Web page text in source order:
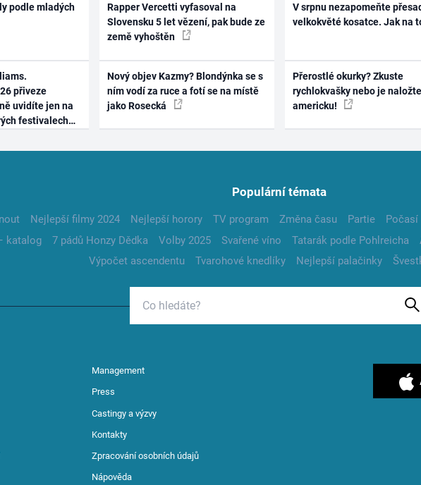
podle mladých
přiveze
uvidíte jen na
festivalech
Rapper Vercetti vyfasoval na
Slovensku 5 let vězení, pak bude ze
země vyhoštěn
Nový objev Kazmy? Blondýnka se s
ním vodí za ruce a fotí se na místě
jako Rosecká
V srpnu nezapomeňte
velkokvěté kosatce. Jak na
Přerostlé okurky? Zkuste
rychlokvašky nebo je
americku!
Populární témata
Nejlepší filmy 2024 Nejlepší horory TV program Změna času Partie Počasí
katalog
7 pádů Honzy Dědka Volby 2025 Svařené víno Tatarák podle Pohlreicha
Výpočet ascendentu
Tvarohové knedlíky Nejlepší palačinky
Management
Press
Castingy a výzvy
Kontakty
Zpracování osobních údajů
Nápověda